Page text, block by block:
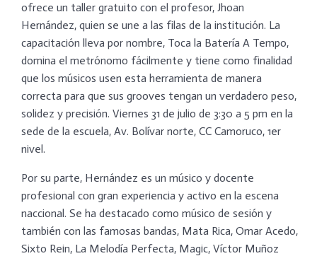
ofrece un taller gratuito con el profesor, Jhoan
Hernández, quien se une a las filas de la institución. La
capacitación lleva por nombre, Toca la Batería A Tempo,
domina el metrónomo fácilmente y tiene como finalidad
que los músicos usen esta herramienta de manera
correcta para que sus grooves tengan un verdadero peso,
solidez y precisión. Viernes 31 de julio de 3:30 a 5 pm en la
sede de la escuela, Av. Bolívar norte, CC Camoruco, 1er
nivel.
Por su parte, Hernández es un músico y docente
profesional con gran experiencia y activo en la escena
naccional. Se ha destacado como músico de sesión y
también con las famosas bandas, Mata Rica, Omar Acedo,
Sixto Rein, La Melodía Perfecta, Magic, Víctor Muñoz